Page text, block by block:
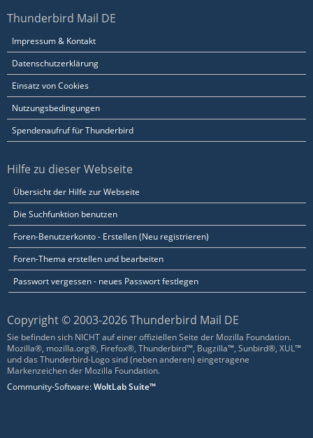
Thunderbird Mail DE
Impressum & Kontakt
Datenschutzerklärung
Einsatz von Cookies
Nutzungsbedingungen
Spendenaufruf für Thunderbird
Hilfe zu dieser Webseite
Übersicht der Hilfe zur Webseite
Die Suchfunktion benutzen
Foren-Benutzerkonto - Erstellen (Neu registrieren)
Foren-Thema erstellen und bearbeiten
Passwort vergessen - neues Passwort festlegen
Copyright © 2003-2026 Thunderbird Mail DE
Sie befinden sich NICHT auf einer offiziellen Seite der Mozilla Foundation.
Mozilla®, mozilla.org®, Firefox®, Thunderbird™, Bugzilla™, Sunbird®, XUL™
und das Thunderbird-Logo sind (neben anderen) eingetragene
Markenzeichen der Mozilla Foundation.
Community-Software:WoltLab Suite™